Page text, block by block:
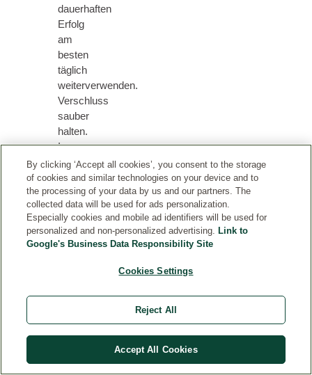
dauerhaften
Erfolg
am
besten
täglich
weiterverwenden.
Verschluss
sauber
halten.
In
die
noch
feuchte
Haut
einmassiert,
lässt
gut
By clicking ‘Accept all cookies’, you consent to the storage
of cookies and similar technologies on your device and to
the processing of your data by us and our partners. The
collected data will be used for ads personalization.
Especially cookies and mobile ad identifiers will be used for
personalized and non-personalized advertising. Link to
Google's Business Data Responsibility Site
Cookies Settings
Reject All
Accept All Cookies